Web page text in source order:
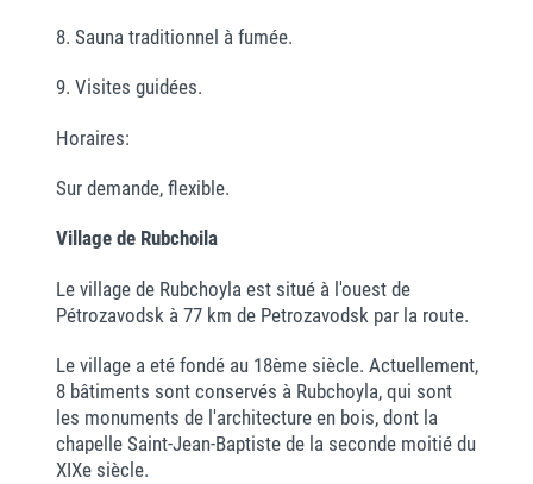
8. Sauna traditionnel à fumée.
9. Visites guidées.
Horaires:
Sur demande, flexible.
Village de Rubchoila
Le village de Rubchoyla est situé à l'ouest de
Pétrozavodsk à 77 km de Petrozavodsk par la route.
Le village a eté fondé au 18ème siècle. Actuellement,
8 bâtiments sont conservés à Rubchoyla, qui sont
les monuments de l'architecture en bois, dont la
chapelle Saint-Jean-Baptiste de la seconde moitié du
XIXe siècle.